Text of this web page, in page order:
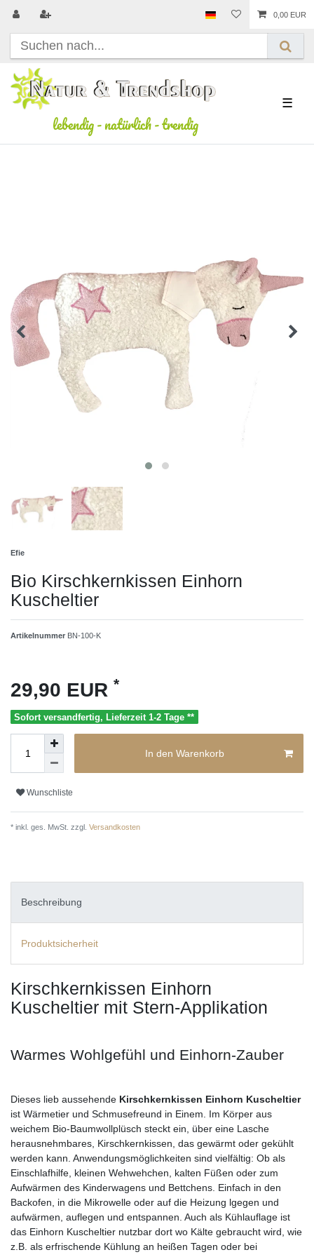
0,00 EUR
lebendig-natürlich-trendig
☰
Efie
Bio Kirschkernkissen Einhorn
Kuscheltier
Artikelnummer BN-100-K
29,90 EUR *
Sofort versandfertig, Lieferzeit 1-2 Tage **
In den Warenkorb
Wunschliste
* inkl. ges. MwSt. zzgl. Versandkosten
Beschreibung
Produktsicherheit
Kirschkernkissen Einhorn
Kuscheltier mit Stern-Applikation
Warmes Wohlgefühl und Einhorn-Zauber
Dieses lieb aussehende Kirschkernkissen Einhorn Kuscheltier
ist Wärmetier und Schmusefreund in Einem. Im Körper aus
weichem Bio-Baumwollplüsch steckt ein, über eine Lasche
herausnehmbares, Kirschkernkissen, das gewärmt oder gekühlt
werden kann. Anwendungsmöglichkeiten sind vielfältig: Ob als
Einschlafhilfe, kleinen Wehwehchen, kalten Füßen oder zum
Aufwärmen des Kinderwagens und Bettchens. Einfach in den
Backofen, in die Mikrowelle oder auf die Heizung lgegen und
aufwärmen, auflegen und entspannen. Auch als Kühlauflage ist
das Einhorn Kuscheltier nutzbar dort wo Kälte gebraucht wird, wie
z.B. als erfrischende Kühlung an heißen Tagen oder bei